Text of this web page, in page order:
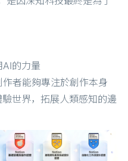
的力量
者能夠專注於創作本身
世界，拓展人類感知的邊